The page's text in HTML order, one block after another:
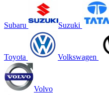
Subaru Suzuki
Toyota Volkswagen
Volvo